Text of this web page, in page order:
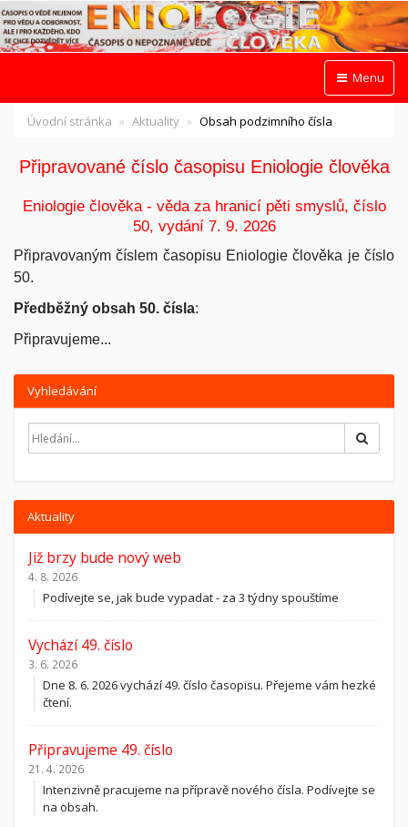
Menu
Úvodní stránka Aktuality Obsah podzimního čísla
Připravované číslo časopisu Eniologie člověka
Eniologie člověka - věda za hranicí pěti smyslů, číslo
50, vydání 7. 9. 2026
Připravovaným číslem časopisu Eniologie člověka je číslo
50.
Předběžný obsah 50. čísla:
Připravujeme...
Vyhledávání
Aktuality
Již brzy bude nový web
4. 8. 2026
Podívejte se, jak bude vypadat - za 3 týdny spouštíme
Vychází 49. číslo
3. 6. 2026
Dne 8. 6. 2026 vychází 49. číslo časopisu. Přejeme vám hezké
čtení.
Připravujeme 49. číslo
21. 4. 2026
Intenzivně pracujeme na přípravě nového čísla. Podívejte se
na obsah.